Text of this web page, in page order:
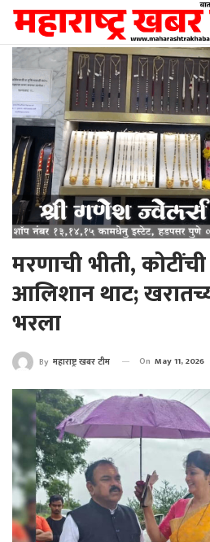
मरणाची भीती,
आलिशान थाट;
भरला
By महाराष्ट्र खबर टीम On May 11, 2026